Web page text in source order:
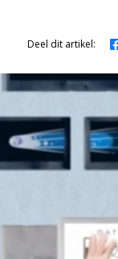
Deel dit artikel: